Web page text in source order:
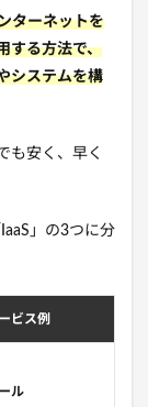
ターネットを
する方法で、
システムを構
も安く、早く
」の3つに分
ビス例
ル